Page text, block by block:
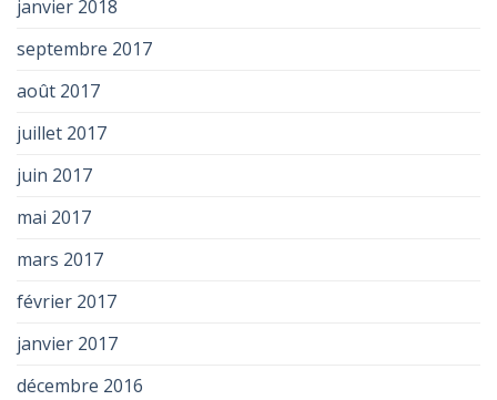
janvier 2018
septembre 2017
août 2017
juillet 2017
juin 2017
mai 2017
mars 2017
février 2017
janvier 2017
décembre 2016